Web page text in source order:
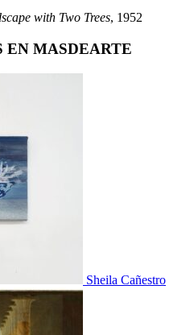
with Two Trees, 1952
EN MASDEARTE
Sheila Cañestro